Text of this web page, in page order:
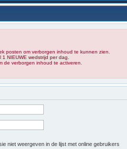
posten om verborgen inhoud te kunnen zien.
NIEUWE wedstrijd per dag.
de verborgen inhoud te activeren.
niet weergeven in de lijst met online gebruikers